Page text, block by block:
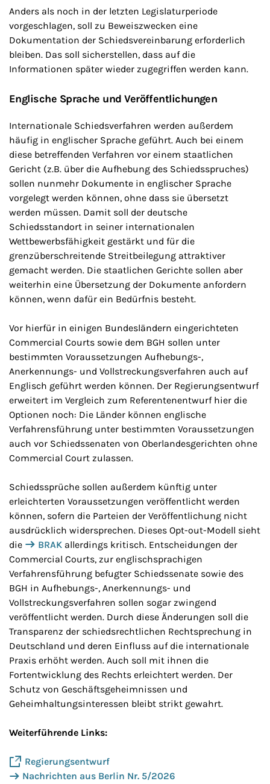
Anders als noch in der letzten Legislaturperiode
vorgeschlagen, soll zu Beweiszwecken eine
Dokumentation der Schiedsvereinbarung erforderlich
bleiben. Das soll sicherstellen, dass auf die
Informationen später wieder zugegriffen werden kann.
Englische Sprache und Veröffentlichungen
Internationale Schiedsverfahren werden außerdem
häufig in englischer Sprache geführt. Auch bei einem
diese betreffenden Verfahren vor einem staatlichen
Gericht (z.B. über die Aufhebung des Schiedsspruches)
sollen nunmehr Dokumente in englischer Sprache
vorgelegt werden können, ohne dass sie übersetzt
werden müssen. Damit soll der deutsche
Schiedsstandort in seiner internationalen
Wettbewerbsfähigkeit gestärkt und für die
grenzüberschreitende Streitbeilegung attraktiver
gemacht werden. Die staatlichen Gerichte sollen aber
weiterhin eine Übersetzung der Dokumente anfordern
können, wenn dafür ein Bedürfnis besteht.
Vor hierfür in einigen Bundesländern eingerichteten
Commercial Courts sowie dem BGH sollen unter
bestimmten Voraussetzungen Aufhebungs-,
Anerkennungs- und Vollstreckungsverfahren auch auf
Englisch geführt werden können. Der Regierungsentwurf
erweitert im Vergleich zum Referentenentwurf hier die
Optionen noch: Die Länder können englische
Verfahrensführung unter bestimmten Voraussetzungen
auch vor Schiedssenaten von Oberlandesgerichten ohne
Commercial Court zulassen.
Schiedssprüche sollen außerdem künftig unter
erleichterten Voraussetzungen veröffentlicht werden
können, sofern die Parteien der Veröffentlichung nicht
ausdrücklich widersprechen. Dieses Opt-out-Modell sieht
die
BRAK allerdings kritisch. Entscheidungen der
Commercial Courts, zur englischsprachigen
Verfahrensführung befugter Schiedssenate sowie des
BGH in Aufhebungs-, Anerkennungs- und
Vollstreckungsverfahren sollen sogar zwingend
veröffentlicht werden. Durch diese Änderungen soll die
Transparenz der schiedsrechtlichen Rechtsprechung in
Deutschland und deren Einfluss auf die internationale
Praxis erhöht werden. Auch soll mit ihnen die
Fortentwicklung des Rechts erleichtert werden. Der
Schutz von Geschäftsgeheimnissen und
Geheimhaltungsinteressen bleibt strikt gewahrt.
Weiterführende Links:
Regierungsentwurf
Nachrichten aus Berlin Nr. 5/2026